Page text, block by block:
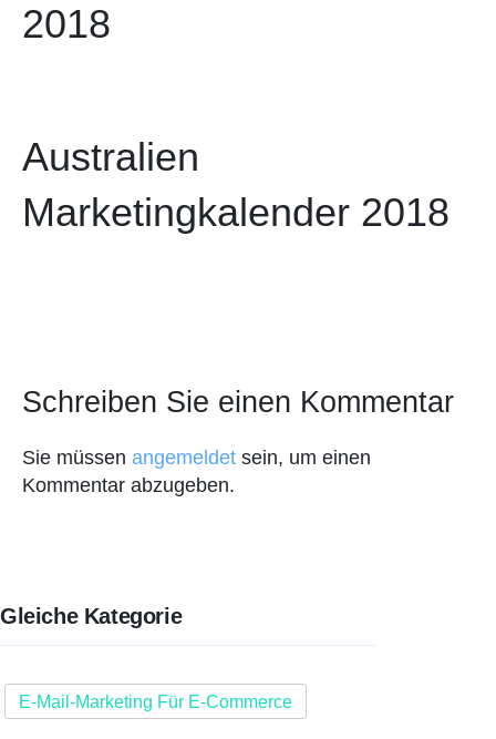
2018
Australien
Marketingkalender 2018
Schreiben Sie einen Kommentar
Sie müssen angemeldet sein, um einen
Kommentar abzugeben.
Gleiche Kategorie
E-Mail-Marketing Für E-Commerce